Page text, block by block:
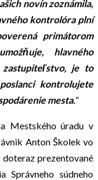
novín zoznámila,
kontrolóra plní
primátorom
hlavného
je to
kontrolujete
mesta.“
Mestského úradu v
Anton Školek vo
prezentované
Správneho súdneho